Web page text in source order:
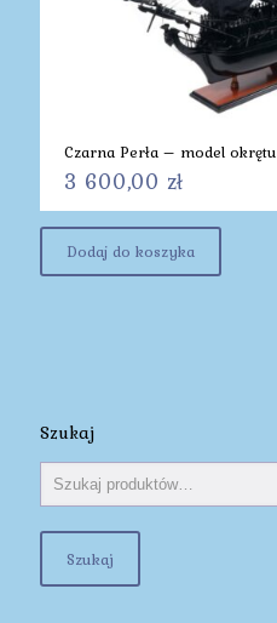
Czarna Perła – model okrętu
3 600,00 zł
Dodaj do koszyka
Szukaj
Szukaj